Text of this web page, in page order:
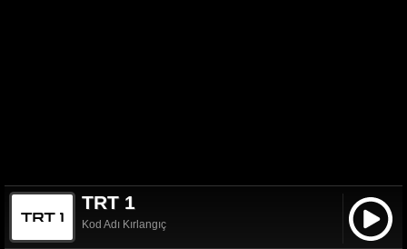
TRT 1
Kod Adı Kırlangıç